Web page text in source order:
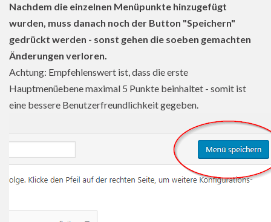
Nachdem die einzelnen Menüpunkte hinzugefügt
wurden, muss danach noch der Button "Speichern"
gedrückt werden - sonst gehen die soeben gemachten
Änderungen verloren.
Achtung: Empfehlenswert ist, dass die erste
Hauptmenüebene maximal 5 Punkte beinhaltet - somit ist
eine bessere Benutzerfreundlichkeit gegeben.